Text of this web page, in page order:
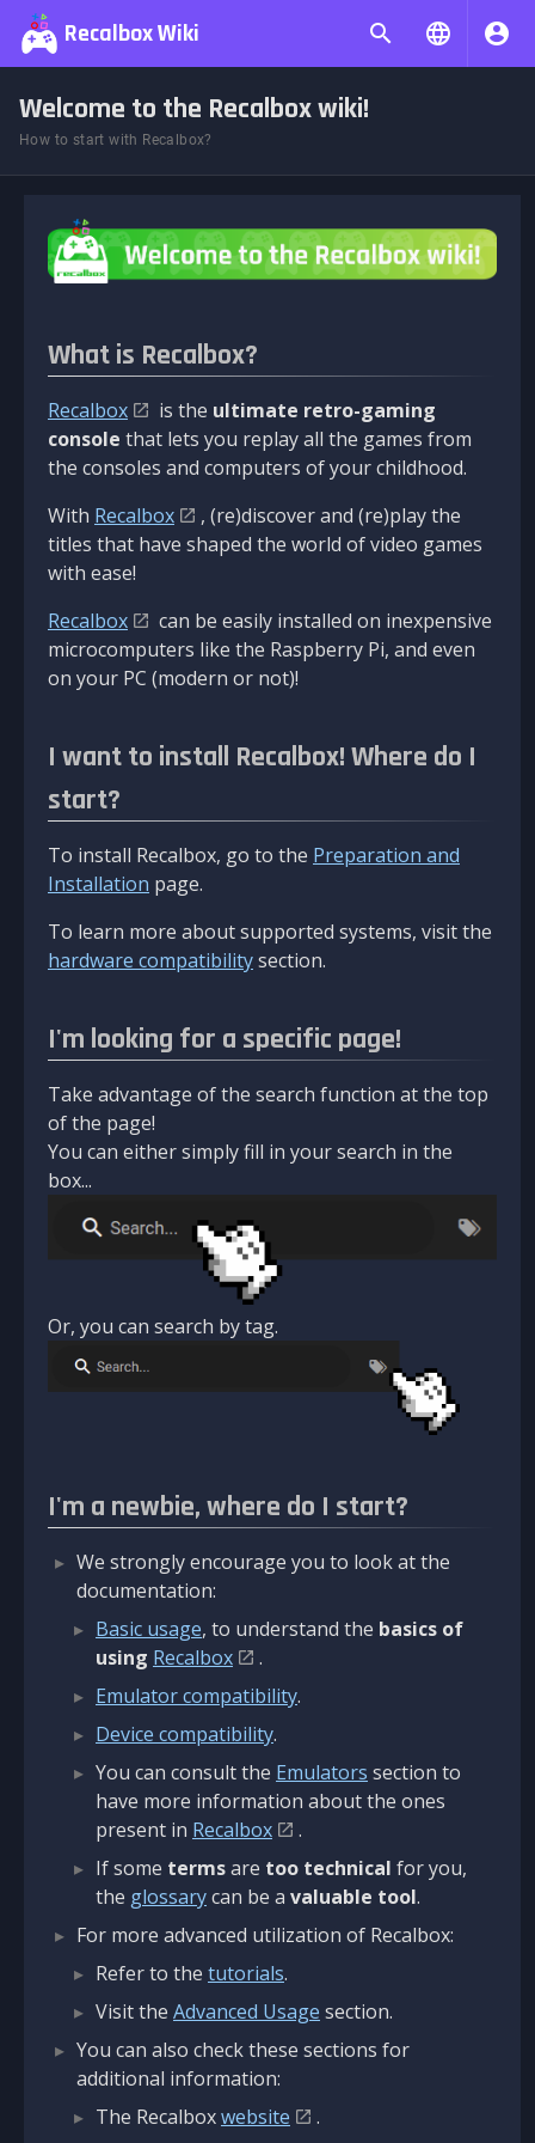
Recalbox Wiki
Welcome to the Recalbox wiki!
How to start with Recalbox?
What is Recalbox?
Recalbox is the ultimate retro-gaming
console that lets you replay all the games from
the consoles and computers of your childhood.
With Recalbox
, (re)discover and (re)play the
titles that have shaped the world of video games
with ease!
Recalbox
can be easily installed on inexpensive
microcomputers like the Raspberry Pi, and even
on your PC (modern or not)!
I want to install Recalbox! Where do I
start?
To install Recalbox, go to the Preparation and
Installation page.
To learn more about supported systems, visit the
hardware compatibilitysection.
I'm looking for a specific page!
Take advantage of the search function at the top
of the page!
You can either simply fill in your search in the
box...
Or, you can search by tag.
I'm a newbie, where do I start?
We strongly encourage you to look at the
documentation:
Basic usage, to understand the basics of
using Recalbox
.
Emulator compatibility.
Device compatibility.
You can consult the Emulators section to
have more information about the ones
present in Recalbox
.
If some termsare too technical for you,
the glossarycan be a valuable tool.
For more advanced utilization of Recalbox:
Refer to the tutorials.
Visit the Advanced Usage section.
You can also check these sections for
additional information:
The Recalboxwebsite
.